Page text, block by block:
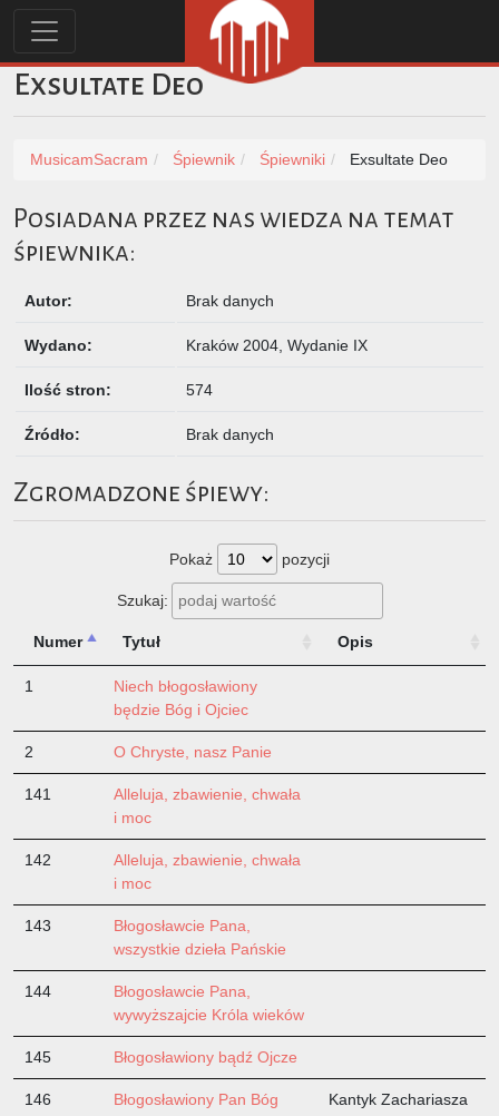
Exsultate Deo
MusicamSacram Śpiewnik Śpiewniki Exsultate Deo
Posiadana przez nas wiedza na temat
śpiewnika:
Autor: Brak danych
Wydano: Kraków 2004, Wydanie IX
Ilość stron: 574
Źródło: Brak danych
Zgromadzone śpiewy:
Pokaż pozycji
Szukaj:
Numer Tytuł Opis
1
Niech błogosławiony
będzie Bóg i Ojciec
2 O Chryste, nasz Panie
141
Alleluja, zbawienie, chwała
i moc
142
Alleluja, zbawienie, chwała
i moc
143
Błogosławcie Pana,
wszystkie dzieła Pańskie
144
Błogosławcie Pana,
wywyższajcie Króla wieków
145 Błogosławiony bądź Ojcze
146
Błogosławiony Pan Bóg
Kantyk Zachariasza